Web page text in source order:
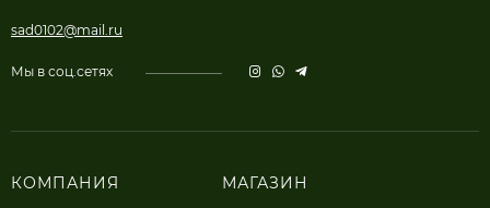
sad0102@mail.ru
Мы в соц.сетях
КОМПАНИЯ МАГАЗИН